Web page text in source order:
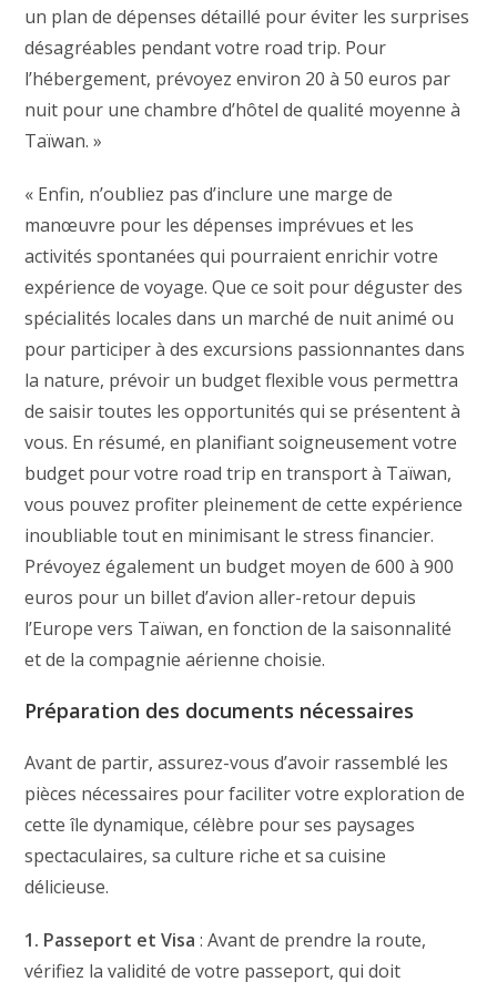
un plan de dépenses détaillé pour éviter les surprises
désagréables pendant votre road trip. Pour
l’hébergement, prévoyez environ 20 à 50 euros par
nuit pour une chambre d’hôtel de qualité moyenne à
Taïwan. »
« Enfin, n’oubliez pas d’inclure une marge de
manœuvre pour les dépenses imprévues et les
activités spontanées qui pourraient enrichir votre
expérience de voyage. Que ce soit pour déguster des
spécialités locales dans un marché de nuit animé ou
pour participer à des excursions passionnantes dans
la nature, prévoir un budget flexible vous permettra
de saisir toutes les opportunités qui se présentent à
vous. En résumé, en planifiant soigneusement votre
budget pour votre road trip en transport à Taïwan,
vous pouvez profiter pleinement de cette expérience
inoubliable tout en minimisant le stress financier.
Prévoyez également un budget moyen de 600 à 900
euros pour un billet d’avion aller-retour depuis
l’Europe vers Taïwan, en fonction de la saisonnalité
et de la compagnie aérienne choisie.
Préparation des documents nécessaires
Avant de partir, assurez-vous d’avoir rassemblé les
pièces nécessaires pour faciliter votre exploration de
cette île dynamique, célèbre pour ses paysages
spectaculaires, sa culture riche et sa cuisine
délicieuse.
1. Passeport et Visa: Avant de prendre la route,
vérifiez la validité de votre passeport, qui doit